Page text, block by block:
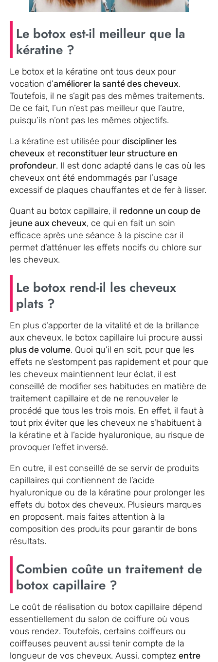
Le botox est-il meilleur que la
kératine ?
Le botox et la kératine ont tous deux pour
vocation d’améliorer la santé des cheveux.
Toutefois, il ne s’agit pas des mêmes traitements.
De ce fait, l’un n’est pas meilleur que l’autre,
puisqu’ils n’ont pas les mêmes objectifs.
La kératine est utilisée pour discipliner les
cheveux et reconstituer leur structure en
profondeur. Il est donc adapté dans le cas où les
cheveux ont été endommagés par l’usage
excessif de plaques chauffantes et de fer à lisser.
Quant au botox capillaire, il redonne un coup de
jeune aux cheveux, ce qui en fait un soin
efficace après une séance à la piscine car il
permet d’atténuer les effets nocifs du chlore sur
les cheveux.
Le botox rend-il les cheveux
plats ?
En plus d’apporter de la vitalité et de la brillance
aux cheveux, le botox capillaire lui procure aussi
plus de volume. Quoi qu’il en soit, pour que les
effets ne s’estompent pas rapidement et pour que
les cheveux maintiennent leur éclat, il est
conseillé de modifier ses habitudes en matière de
traitement capillaire et de ne renouveler le
procédé que tous les trois mois. En effet, il faut à
tout prix éviter que les cheveux ne s’habituent à
la kératine et à l’acide hyaluronique, au risque de
provoquer l’effet inversé.
En outre, il est conseillé de se servir de produits
capillaires qui contiennent de l’acide
hyaluronique ou de la kératine pour prolonger les
effets du botox des cheveux. Plusieurs marques
en proposent, mais faites attention à la
composition des produits pour garantir de bons
résultats.
Combien coûte un traitement de
botox capillaire ?
Le coût de réalisation du botox capillaire dépend
essentiellement du salon de coiffure où vous
vous rendez. Toutefois, certains coiffeurs ou
coiffeuses peuvent aussi tenir compte de la
longueur de vos cheveux. Aussi, comptez entre